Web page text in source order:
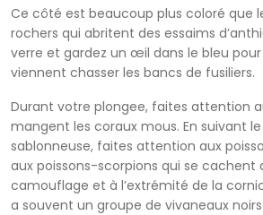
Ce côté est beaucoup plus coloré que
rochers qui abritent des essaims
verre et gardez un œil dans le bleu
viennent chasser les bancs de fusiliers.
Durant votre plongee, faites attention
mangent les coraux mous. En suivant le
sablonneuse, faites attention aux
aux poissons-scorpions qui se cachent
camouflage et à l’extrémité de la
a souvent un groupe de vivaneaux